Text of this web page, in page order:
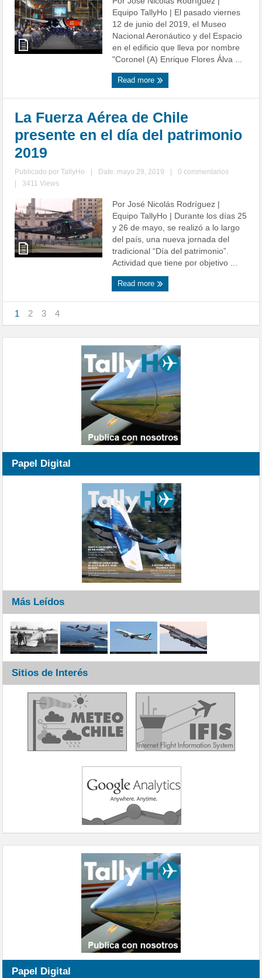
Equipo TallyHo | El pasado viernes
12 de junio del 2019, el Museo
Nacional Aeronáutico y del Espacio
en el edificio que lleva por nombre
"Coronel (A) Enrique Flores Álva ...
Read more
La Fuerza Aérea de Chile
presente en el día del patrimonio
2019
Publicado porTallyHo Date: mayo 29, 2019
0 commentarios
3411 Views
Por José Nicolás Rodríguez |
Equipo TallyHo | Durante los días 25
y 26 de mayo, se realizó a lo largo
del país, una nueva jornada del
tradicional “Día del patrimonio”.
Actividad que tiene por objetivo ...
Read more
1 2 3 4
Papel Digital
Más Leídos
Sitios de Interés
Papel Digital